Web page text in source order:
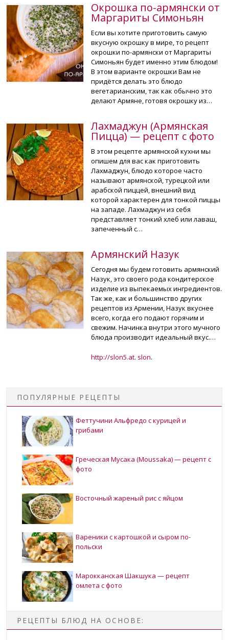
несколько веков до нашей эры, первые Армяне уже осваивали
своё первое кулинарное мастерство и будущие традиции,
готовя вкусные и ароматные блюда.
Армянская кухня это множество вкусных рецептов, некоторые
простые, другие сложные, но все они состоят из прекрасных
ароматов местных специй и продуктов, которые пережили
испытание временем. Армянская кухня имеет большое
разнообразие салатов и вегетарианских рецептов, вкусных
супов, мясных блюд и известна своими вкусными пирожными,
Армянский Назуки многими другими.
Армянская кухня, это любовь к утончённым и хорошо
подобранным ингредиентам наполняющих стол в хорошей
компании. И всё это благодаря богатству средиземноморского
солнца, дающего овощам красоту и аромат. В Армении считают,
что только у них растёт лучший перец, самые вкусные и сочные
баклажаны, лучшее мясо, мед, молоко и сыр. «Там нет любви
искреннее, чем любовь к еде,» как то сказал об Армении Джордж
Бернард Шоу, и сегодня, эта любовь как отголоски прошлого в
настоящем отражается во всех вкусах армянской кухни,
которую готовят с любовью и заботой.
Окрошка по-армянски от
Маргариты Симоньян
Если вы хотите приготовить самую
вкусную окрошку в мире, то рецепт
окрошки по-армянски от Маргариты
Симоньян будет именно этим блюдом!
В этом варианте окрошки Вам не
придётся делать это блюдо
вегетарианским, так как обычно это
делают Армяне, готовя окрошку из…
Лахмаджун (Армянская
Пицца) — рецепт с фото
В этом рецепте армянской кухни мы
опишем для вас как приготовить
Лахмаджун, блюдо которое часто
называют армянской, турецкой или
арабской пиццей, внешний вид
которой характерен для тонкой пиццы
на западе. Лахмаджун из себя
представляет тонкий хлеб или лаваш,
запеченный с…
Армянский Назук
Сегодня мы будем готовить армянский
Назук, это своего рода кондитерское
изделие из выпекаемых ингредиентов.
Так же, как и большинство других
рецептов из Армении, Назук вкуснее
всего, когда его подают горячим и
свежим. Начинка внутри этого мучного
блюда производит идеальный вкус.…
http://slon5.at. slon.
ПОПУЛЯРНЫЕ РЕЦЕПТЫ
Феттучини Альфредо с курицей и
грибами
Греческая Мусака (Moussaka) — рецепт с
фото
Восточный жареный рис с яйцом
Вареники с картошкой и сыром по-
польски
Марокканская Шакшука — рецепт
омлета с фото
РЕЦЕПТЫ БЛЮД НА ОСНОВЕ: